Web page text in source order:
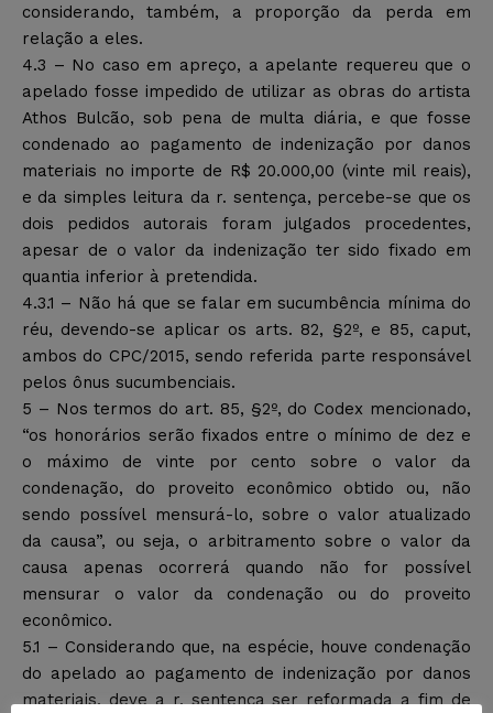
considerando, também, a proporção da perda em
relação a eles.
4.3 – No caso em apreço, a apelante requereu que o
apelado fosse impedido de utilizar as obras do artista
Athos Bulcão, sob pena de multa diária, e que fosse
condenado ao pagamento de indenização por danos
materiais no importe de R$ 20.000,00 (vinte mil reais),
e da simples leitura da r. sentença, percebe-se que os
dois pedidos autorais foram julgados procedentes,
apesar de o valor da indenização ter sido fixado em
quantia inferior à pretendida.
4.3.1 – Não há que se falar em sucumbência mínima do
réu, devendo-se aplicar os arts. 82, §2º, e 85, caput,
ambos do CPC/2015, sendo referida parte responsável
pelos ônus sucumbenciais.
5 – Nos termos do art. 85, §2º, do Codex mencionado,
“os honorários serão fixados entre o mínimo de dez e
o máximo de vinte por cento sobre o valor da
condenação, do proveito econômico obtido ou, não
sendo possível mensurá-lo, sobre o valor atualizado
da causa”, ou seja, o arbitramento sobre o valor da
causa apenas ocorrerá quando não for possível
mensurar o valor da condenação ou do proveito
econômico.
5.1 – Considerando que, na espécie, houve condenação
do apelado ao pagamento de indenização por danos
materiais, deve a r. sentença ser reformada a fim de